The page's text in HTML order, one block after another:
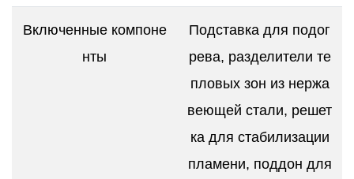
Включенные компоне
нты
Подставка для подог
рева, разделители те
пловых зон из нержа
веющей стали, решет
ка для стабилизации
пламени, поддон для